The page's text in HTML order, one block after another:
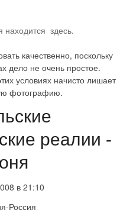
находится здесь.
качественно, поскольку
дело не очень простое.
условиях начисто лишает
фотографию.
реалии -
в 21:10